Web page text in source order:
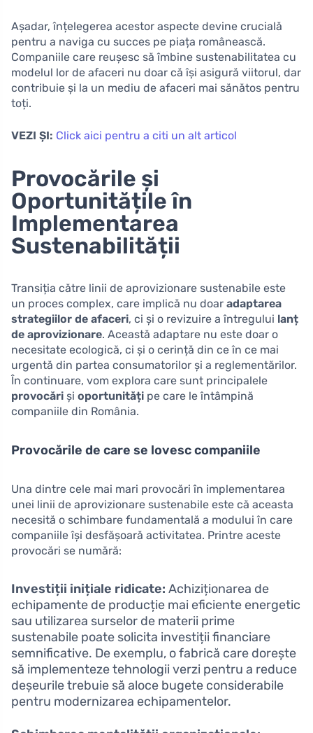
Așadar, înțelegerea acestor aspecte devine crucială
pentru a naviga cu succes pe piața românească.
Companiile care reușesc să îmbine sustenabilitatea cu
modelul lor de afaceri nu doar că își asigură viitorul, dar
contribuie și la un mediu de afaceri mai sănătos pentru
toți.
VEZI ȘI: Click aici pentru a citi un alt articol
Provocările și
Oportunitățile în
Implementarea
Sustenabilității
Transiția către linii de aprovizionare sustenabile este
un proces complex, care implică nu doar adaptarea
strategiilor de afaceri, ci și o revizuire a întregului lanț
de aprovizionare. Această adaptare nu este doar o
necesitate ecologică, ci și o cerință din ce în ce mai
urgentă din partea consumatorilor și a reglementărilor.
În continuare, vom explora care sunt principalele
provocări și oportunități pe care le întâmpină
companiile din România.
Provocările de care se lovesc companiile
Una dintre cele mai mari provocări în implementarea
unei linii de aprovizionare sustenabile este că aceasta
necesită o schimbare fundamentală a modului în care
companiile își desfășoară activitatea. Printre aceste
provocări se numără:
Investiții inițiale ridicate: Achiziționarea de
echipamente de producție mai eficiente energetic
sau utilizarea surselor de materii prime
sustenabile poate solicita investiții financiare
semnificative. De exemplu, o fabrică care dorește
să implementeze tehnologii verzi pentru a reduce
deșeurile trebuie să aloce bugete considerabile
pentru modernizarea echipamentelor.